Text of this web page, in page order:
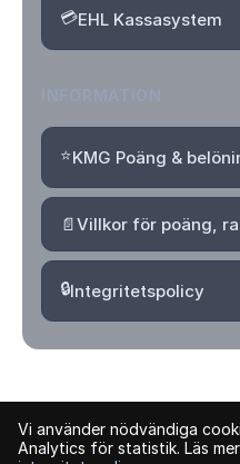
Vi använder nödvändiga
Analytics för statistik. Läs
💳EHL Kassasystem
⭐KMG Poäng &
📄Villkor för poäng,
🔒Integritetspolicy
© 2026